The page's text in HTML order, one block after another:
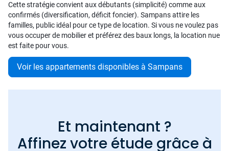
Cette stratégie convient aux débutants (simplicité) comme aux
confirmés (diversification, déficit foncier). Sampans attire les
familles, public idéal pour ce type de location. Si vous ne voulez pas
vous occuper de mobilier et préférez des baux longs, la location nue
est faite pour vous.
Voir les appartements disponibles à Sampans
Et maintenant ?
Affinez votre étude grâce à